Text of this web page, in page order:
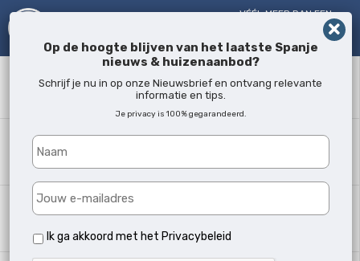
VÉÉL MEER DAN EEN
Waar?
Alle locaties
Woningtype
Alle soorten
Op de hoogte blijven van het laatste Spanje
nieuws & huizenaanbod?
Schrijf je nu in op onze Nieuwsbrief en ontvang relevante
informatie en tips.
Je privacy is 100% gegarandeerd.
Ik ga akkoord met het Privacybeleid